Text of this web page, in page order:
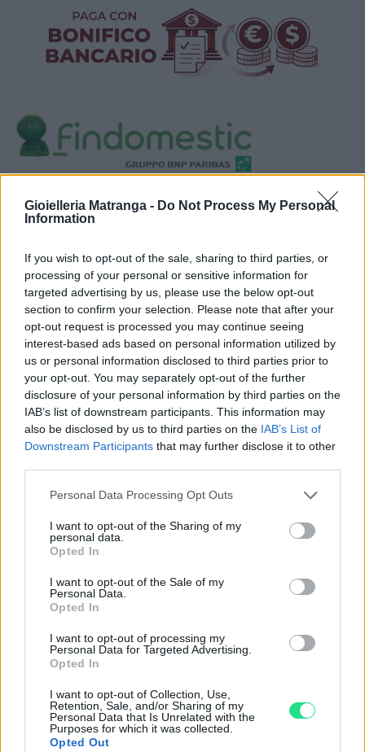
Gioielleria Matranga - Do Not Process My Personal
Information
If you wish to opt-out of the sale, sharing to third parties, or
processing of your personal or sensitive information for
targeted advertising by us, please use the below opt-out
section to confirm your selection. Please note that after your
opt-out request is processed you may continue seeing
interest-based ads based on personal information utilized by
us or personal information disclosed to third parties prior to
your opt-out. You may separately opt-out of the further
disclosure of your personal information by third parties on the
IAB’s list of downstream participants. This information may
also be disclosed by us to third parties on the IAB’s List of
Downstream Participants that may further disclose it to other
Please note that this website/app uses one or more Google
not limited to your visit or usage behaviour. You may click to
grant or deny consent to Google and its third-party tags to
use your data for below specified purposes in below Google
consent section.
Personal Data Processing Opt Outs
I want to opt-out of the Sharing of my
personal data.
Opted In
I want to opt-out of the Sale of my
Personal Data.
Opted In
I want to opt-out of processing my
Personal Data for Targeted Advertising.
Opted In
I want to opt-out of Collection, Use,
Retention, Sale, and/or Sharing of my
Personal Data that Is Unrelated with the
Purposes for which it was collected.
Opted Out
Politiche dei prezzi online
iRef:93
Google
4.8
Basato su 408 reviews
Powered byLocalImpact
Garanzia di due annisui prodotti usati, verificati dal
nostro laboratorio di assistenza.
Spedizione gratuitaper ordini superiori a 150 euro.
Per maggiori dettagli consultate la nostra
Contattaci per richiedere maggiori
informazioni o prenotare una